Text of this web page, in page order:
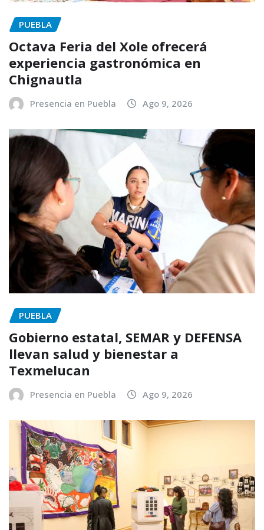
PUEBLA
Octava Feria del Xole ofrecerá
experiencia gastronómica en
Chignautla
Presencia en Puebla Ago 9, 2026
PUEBLA
Gobierno estatal, SEMAR y DEFENSA
llevan salud y bienestar a
Texmelucan
Presencia en Puebla Ago 9, 2026